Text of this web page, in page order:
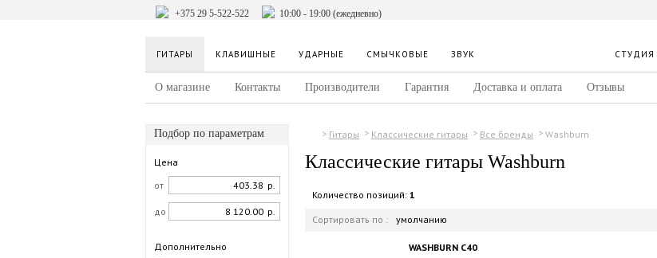
+375 29 5-522-522 10:00 - 19:00 (ежедневно)
ГИТАРЫ КЛАВИШНЫЕ УДАРНЫЕ СМЫЧКОВЫЕ ЗВУК СТУДИЯ
О магазине Контакты Производители Гарантия Доставка и оплата Отзывы
Подбор по параметрам
Цена
от
р.
до р.
Дополнительно
Гитары Классические гитары Все бренды Washburn
Классические гитары Washburn
Количество позиций: 1
Сортировать по : умолчанию
WASHBURN C40